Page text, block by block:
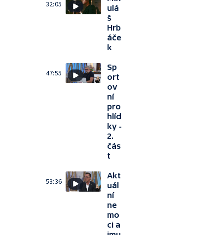
32:05
ulá
š
Hrb
áče
k
47:55
Sp
ort
ov
ní
pro
hlíd
ky -
2.
čás
t
53:36
Akt
uál
ní
ne
mo
ci a